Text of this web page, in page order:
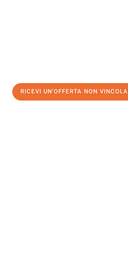
RICEVI UN'OFFERTA NON